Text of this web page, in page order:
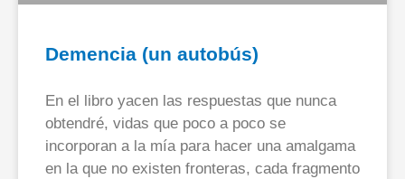
Demencia (un autobús)
En el libro yacen las respuestas que nunca
obtendré, vidas que poco a poco se
incorporan a la mía para hacer una amalgama
en la que no existen fronteras, cada fragmento